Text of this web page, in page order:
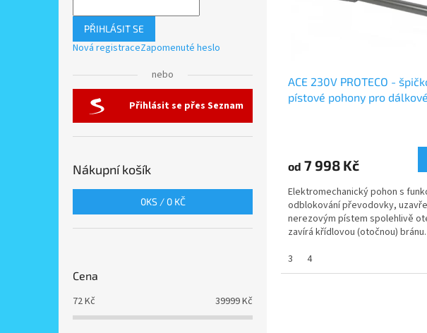
PŘIHLÁSIT SE
Nová registraceZapomenuté heslo
nebo
Přihlásit se přes Seznam
Nákupní košík
0KS / 0 KČ
Cena
72Kč 39999Kč
ACE 230V PROTECO -
pístové pohony pro dálkové
4m průjezdové šíře, 2
od 7 998 Kč
Elektromechanický pohon s
odblokování převodovky,
nerezovým pístem spolehlivě
zavírá křídlovou (otočnou)
3
4